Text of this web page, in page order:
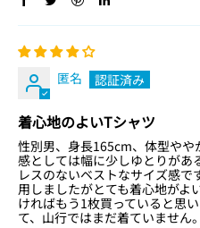
匿名
着心地のよいTシャツ
性別男、身長165cm、体型や
感としては幅に少しゆとりがあ
レスのないベストなサイズ感
用しましたがとても着心地がよ
ければもう1枚買っていると思
て、山行ではまだ着ていません。